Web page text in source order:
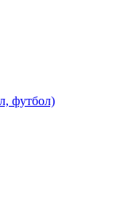
футбол)